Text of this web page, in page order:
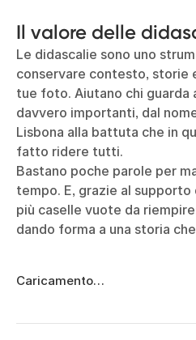
Il valore delle
Le didascalie sono uno
conservare contesto, storie
tue foto. Aiutano chi guarda
davvero importanti, dal
Lisbona alla battuta che in
fatto ridere tutti.
Bastano poche parole per
tempo. E, grazie al
più caselle vuote da
dando forma a una storia
Caricamento…